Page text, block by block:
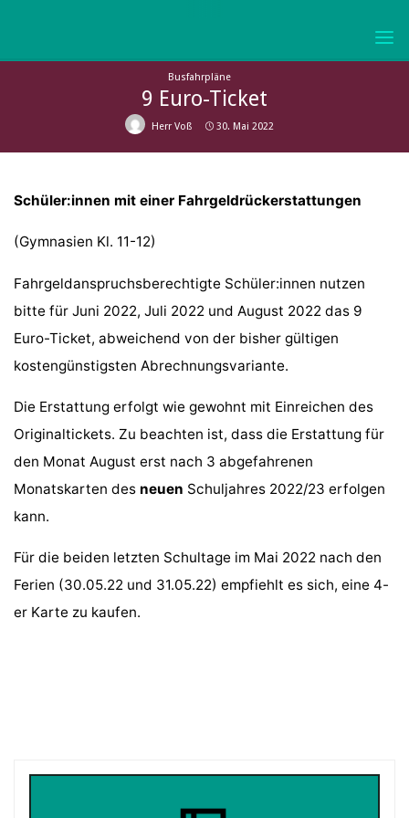
content
GYMNASIUM
WOLMIRSTEDT
Busfahrpläne
9 Euro-Ticket
Herr Voß 30. Mai 2022
Schüler:innen mit einer Fahrgeldrückerstattungen
(Gymnasien Kl. 11-12)
Fahrgeldanspruchsberechtigte Schüler:innen nutzen
bitte für Juni 2022, Juli 2022 und August 2022 das 9
Euro-Ticket, abweichend von der bisher gültigen
kostengünstigsten Abrechnungsvariante.
Die Erstattung erfolgt wie gewohnt mit Einreichen des
Originaltickets. Zu beachten ist, dass die Erstattung für
den Monat August erst nach 3 abgefahrenen
Monatskarten des neuen Schuljahres 2022/23 erfolgen
kann.
Für die beiden letzten Schultage im Mai 2022 nach den
Ferien (30.05.22 und 31.05.22) empfiehlt es sich, eine 4-
er Karte zu kaufen.